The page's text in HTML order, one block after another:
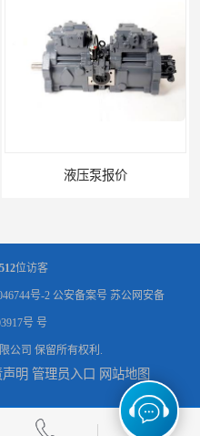
液压泵报价
液压泵
位访客
号-2 公安备案号 苏公网安备
号 号
公司 保留所有权利.
声明 管理员入口 网站地图